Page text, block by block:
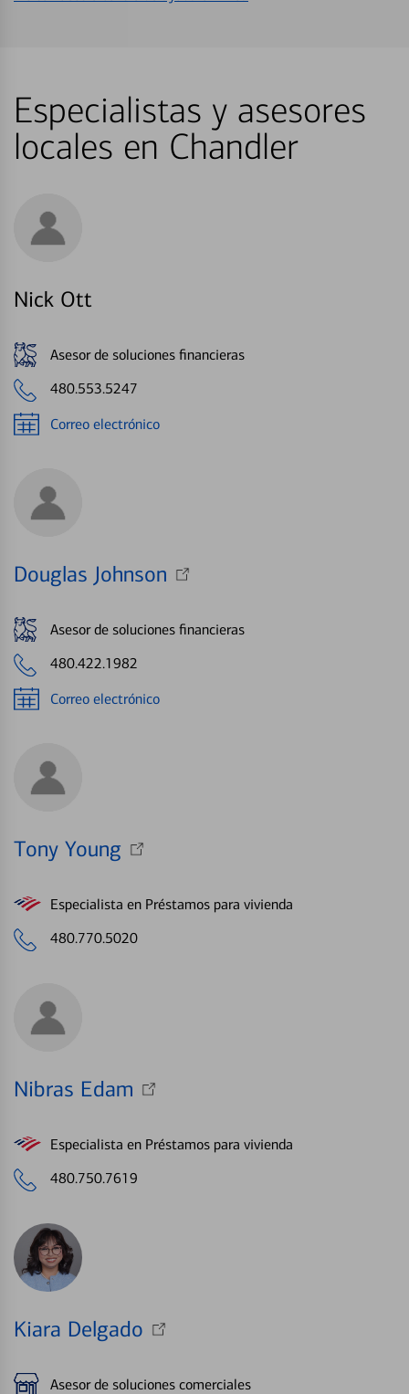
Especialistas y asesores
locales en Chandler
Nick Ott
Asesor de soluciones financieras
480.553.5247
Correo electrónico
Douglas Johnson
Asesor de soluciones financieras
480.422.1982
Correo electrónico
Tony Young
Especialista en Préstamos para vivienda
480.770.5020
Nibras Edam
Especialista en Préstamos para vivienda
480.750.7619
Kiara Delgado
Asesor de soluciones comerciales